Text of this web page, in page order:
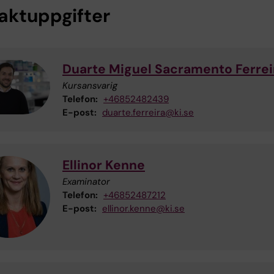
Duarte Miguel Sacramento
Kursansvarig
Telefon: +46852482439
E-post: duarte.ferreira@ki.se
Ellinor Kenne
Examinator
Telefon: +46852487212
E-post: ellinor.kenne@ki.se